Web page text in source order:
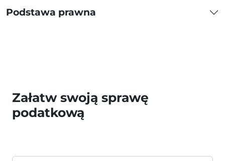
Podstawa prawna
Załatw swoją sprawę
podatkową